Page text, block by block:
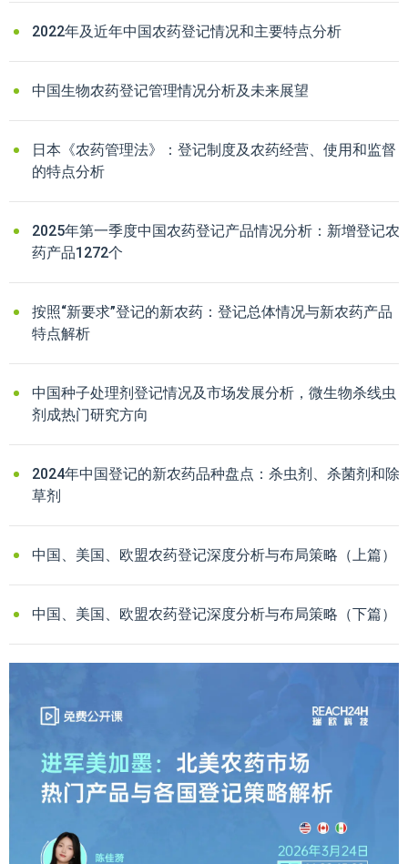
2022年及近年中国农药登记情况和主要特点分析
中国生物农药登记管理情况分析及未来展望
日本《农药管理法》：登记制度及农药经营、使用和监督
的特点分析
2025年第一季度中国农药登记产品情况分析：新增登记农
药产品1272个
按照“新要求”登记的新农药：登记总体情况与新农药产品
特点解析
中国种子处理剂登记情况及市场发展分析，微生物杀线虫
剂成热门研究方向
2024年中国登记的新农药品种盘点：杀虫剂、杀菌剂和除
草剂
中国、美国、欧盟农药登记深度分析与布局策略（上篇）
中国、美国、欧盟农药登记深度分析与布局策略（下篇）